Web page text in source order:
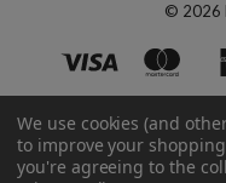
© 2026
We use cookies (and
to improve your
you're agreeing to the